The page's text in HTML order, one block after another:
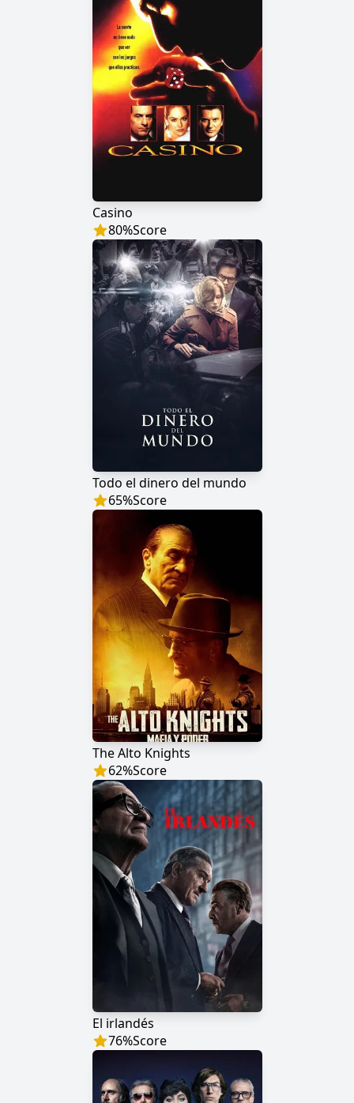
Casino
80%Score
Todo el dinero del mundo
65%Score
The Alto Knights
62%Score
El irlandés
76%Score